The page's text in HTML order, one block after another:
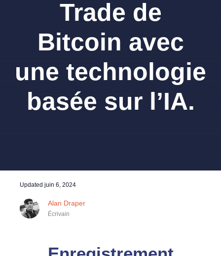
Trade de
Bitcoin avec
une technologie
basée sur l’IA.
Updated juin 6, 2024
Alan Draper
Écrivain